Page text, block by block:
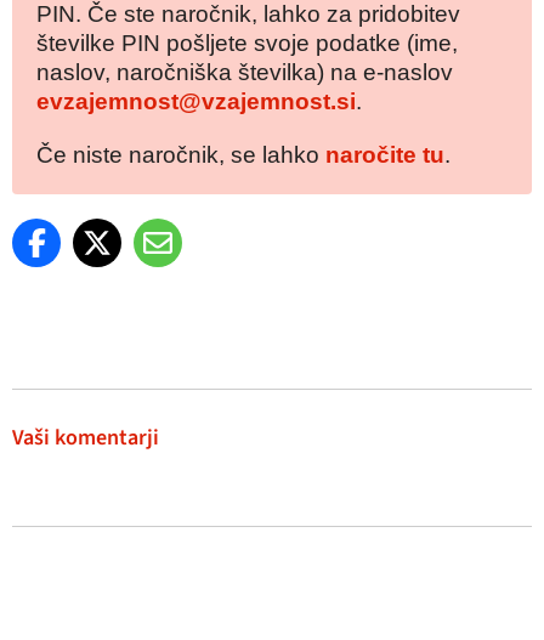
PIN. Če ste naročnik, lahko za pridobitev
številke PIN pošljete svoje podatke (ime,
naslov, naročniška številka) na e-naslov
evzajemnost@vzajemnost.si.
Če niste naročnik, se lahko naročite tu.
Vaši komentarji